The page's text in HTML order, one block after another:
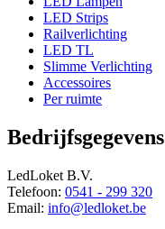
LED Strips
Railverlichting
LED TL
Slimme Verlichting
Accessoires
Per ruimte
Bedrijfsgegevens
LedLoket B.V.
Telefoon: 0541 - 299 320
Email: info@ledloket.be